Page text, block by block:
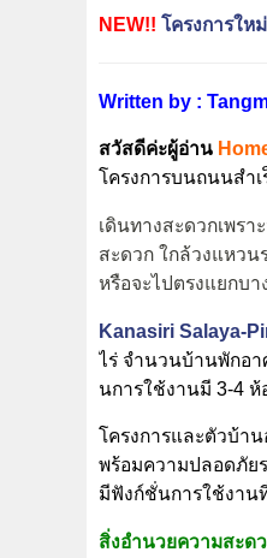
NEW!! โครงการใ
Written by :
สวัสดีค่ะผู้อ่าน
โครงการบนถนนสำ
เดินทางสะดวกเพร
สะดวก ใกล้วงแหว
หรือจะไปตรงแยกบ
Kanasiri Salaya-
ไร่ จำนวนบ้านพักอา
นการใช้งานมี 3-4
โครงการและตัวบ้า
พร้อมความปลอดภัย
มีฟังก์ชั่นการใช้งาน
สิ่งอำนวยความสะด